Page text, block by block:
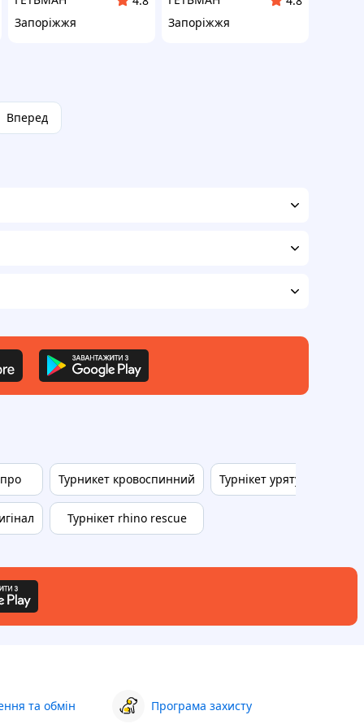
Запоріжжя
Запоріжжя
Вперед
Турникет кровоспинний
Турнікет rhino rescue
Турнікет урятував
та обмін Програма захисту